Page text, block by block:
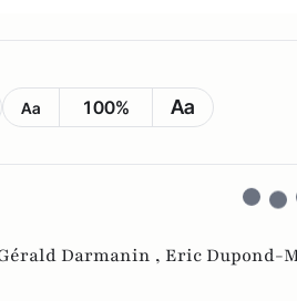
Aa 100% Aa
Darmanin , Eric Dupond-